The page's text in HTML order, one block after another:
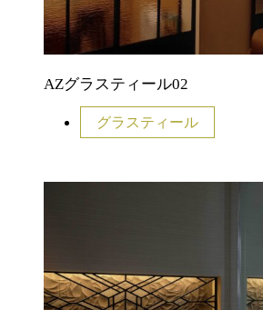
AZグラスティール02
グラスティール